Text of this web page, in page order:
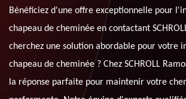
Bénéficiez d'une offre exceptionnelle pour
chapeau de cheminée en contactant
cherchez une solution abordable pour votre
chapeau de cheminée ? Chez SCHROLL
la réponse parfaite pour maintenir votre